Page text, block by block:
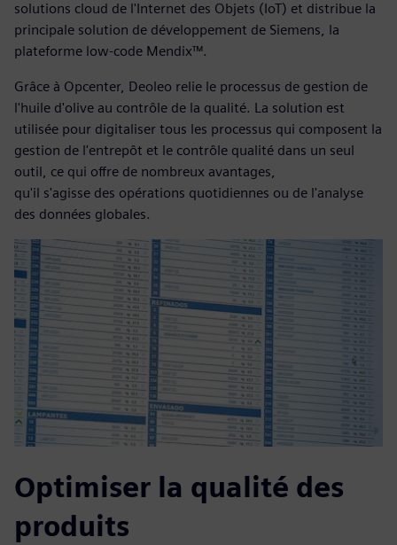
solutions cloud de l'Internet des Objets (IoT) et distribue la
principale solution de développement de Siemens, la
plateforme low-code Mendix™.
Grâce à Opcenter, Deoleo relie le processus de gestion de
l'huile d'olive au contrôle de la qualité. La solution est
utilisée pour digitaliser tous les processus qui composent la
gestion de l'entrepôt et le contrôle qualité dans un seul
outil, ce qui offre de nombreux avantages,
qu'il s'agisse des opérations quotidiennes ou de l'analyse
des données globales.
Optimiser la qualité des
produits